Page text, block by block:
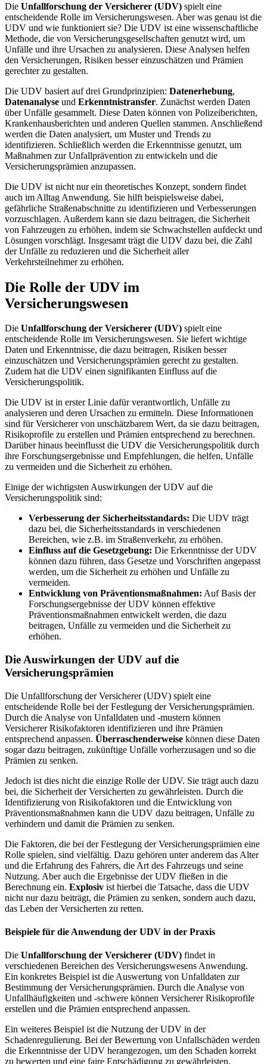
Die Unfallforschung der Versicherer (UDV) spielt eine
entscheidende Rolle im Versicherungswesen. Aber was genau ist die
UDV und wie funktioniert sie? Die UDV ist eine wissenschaftliche
Methode, die von Versicherungsgesellschaften genutzt wird, um
Unfälle und ihre Ursachen zu analysieren. Diese Analysen helfen
den Versicherungen, Risiken besser einzuschätzen und Prämien
gerechter zu gestalten.
Die UDV basiert auf drei Grundprinzipien: Datenerhebung,
Datenanalyse und Erkenntnistransfer. Zunächst werden Daten
über Unfälle gesammelt. Diese Daten können von Polizeiberichten,
Krankenhausberichten und anderen Quellen stammen. Anschließend
werden die Daten analysiert, um Muster und Trends zu
identifizieren. Schließlich werden die Erkenntnisse genutzt, um
Maßnahmen zur Unfallprävention zu entwickeln und die
Versicherungsprämien anzupassen.
Die UDV ist nicht nur ein theoretisches Konzept, sondern findet
auch im Alltag Anwendung. Sie hilft beispielsweise dabei,
gefährliche Straßenabschnitte zu identifizieren und Verbesserungen
vorzuschlagen. Außerdem kann sie dazu beitragen, die Sicherheit
von Fahrzeugen zu erhöhen, indem sie Schwachstellen aufdeckt und
Lösungen vorschlägt. Insgesamt trägt die UDV dazu bei, die Zahl
der Unfälle zu reduzieren und die Sicherheit aller
Verkehrsteilnehmer zu erhöhen.
Die Rolle der UDV im
Versicherungswesen
Die Unfallforschung der Versicherer (UDV) spielt eine
entscheidende Rolle im Versicherungswesen. Sie liefert wichtige
Daten und Erkenntnisse, die dazu beitragen, Risiken besser
einzuschätzen und Versicherungsprämien gerecht zu gestalten.
Zudem hat die UDV einen signifikanten Einfluss auf die
Versicherungspolitik.
Die UDV ist in erster Linie dafür verantwortlich, Unfälle zu
analysieren und deren Ursachen zu ermitteln. Diese Informationen
sind für Versicherer von unschätzbarem Wert, da sie dazu beitragen,
Risikoprofile zu erstellen und Prämien entsprechend zu berechnen.
Darüber hinaus beeinflusst die UDV die Versicherungspolitik durch
ihre Forschungsergebnisse und Empfehlungen, die helfen, Unfälle
zu vermeiden und die Sicherheit zu erhöhen.
Einige der wichtigsten Auswirkungen der UDV auf die
Versicherungspolitik sind:
Verbesserung der Sicherheitsstandards: Die UDV trägt
dazu bei, die Sicherheitsstandards in verschiedenen
Bereichen, wie z.B. im Straßenverkehr, zu erhöhen.
Einfluss auf die Gesetzgebung: Die Erkenntnisse der UDV
können dazu führen, dass Gesetze und Vorschriften angepasst
werden, um die Sicherheit zu erhöhen und Unfälle zu
vermeiden.
Entwicklung von Präventionsmaßnahmen: Auf Basis der
Forschungsergebnisse der UDV können effektive
Präventionsmaßnahmen entwickelt werden, die dazu
beitragen, Unfälle zu vermeiden und die Sicherheit zu
erhöhen.
Die Auswirkungen der UDV auf die
Versicherungsprämien
Die Unfallforschung der Versicherer (UDV) spielt eine
entscheidende Rolle bei der Festlegung der Versicherungsprämien.
Durch die Analyse von Unfalldaten und -mustern können
Versicherer Risikofaktoren identifizieren und ihre Prämien
entsprechend anpassen. Überraschenderweise können diese Daten
sogar dazu beitragen, zukünftige Unfälle vorherzusagen und so die
Prämien zu senken.
Jedoch ist dies nicht die einzige Rolle der UDV. Sie trägt auch dazu
bei, die Sicherheit der Versicherten zu gewährleisten. Durch die
Identifizierung von Risikofaktoren und die Entwicklung von
Präventionsmaßnahmen kann die UDV dazu beitragen, Unfälle zu
verhindern und damit die Prämien zu senken.
Die Faktoren, die bei der Festlegung der Versicherungsprämien eine
Rolle spielen, sind vielfältig. Dazu gehören unter anderem das Alter
und die Erfahrung des Fahrers, die Art des Fahrzeugs und seine
Nutzung. Aber auch die Ergebnisse der UDV fließen in die
Berechnung ein. Explosiv ist hierbei die Tatsache, dass die UDV
nicht nur dazu beiträgt, die Prämien zu senken, sondern auch dazu,
das Leben der Versicherten zu retten.
Beispiele für die Anwendung der UDV in der Praxis
Die Unfallforschung der Versicherer (UDV) findet in
verschiedenen Bereichen des Versicherungswesens Anwendung.
Ein konkretes Beispiel ist die Auswertung von Unfalldaten zur
Bestimmung der Versicherungsprämien. Durch die Analyse von
Unfallhäufigkeiten und -schwere können Versicherer Risikoprofile
erstellen und die Prämien entsprechend anpassen.
Ein weiteres Beispiel ist die Nutzung der UDV in der
Schadenregulierung. Bei der Bewertung von Unfallschäden werden
die Erkenntnisse der UDV herangezogen, um den Schaden korrekt
zu bewerten und eine faire Entschädigung zu gewährleisten.